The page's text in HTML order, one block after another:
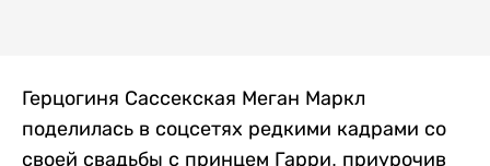
Герцогиня Сассекская Меган Маркл
поделилась в соцсетях редкими кадрами со
своей свадьбы с принцем Гарри, приурочив